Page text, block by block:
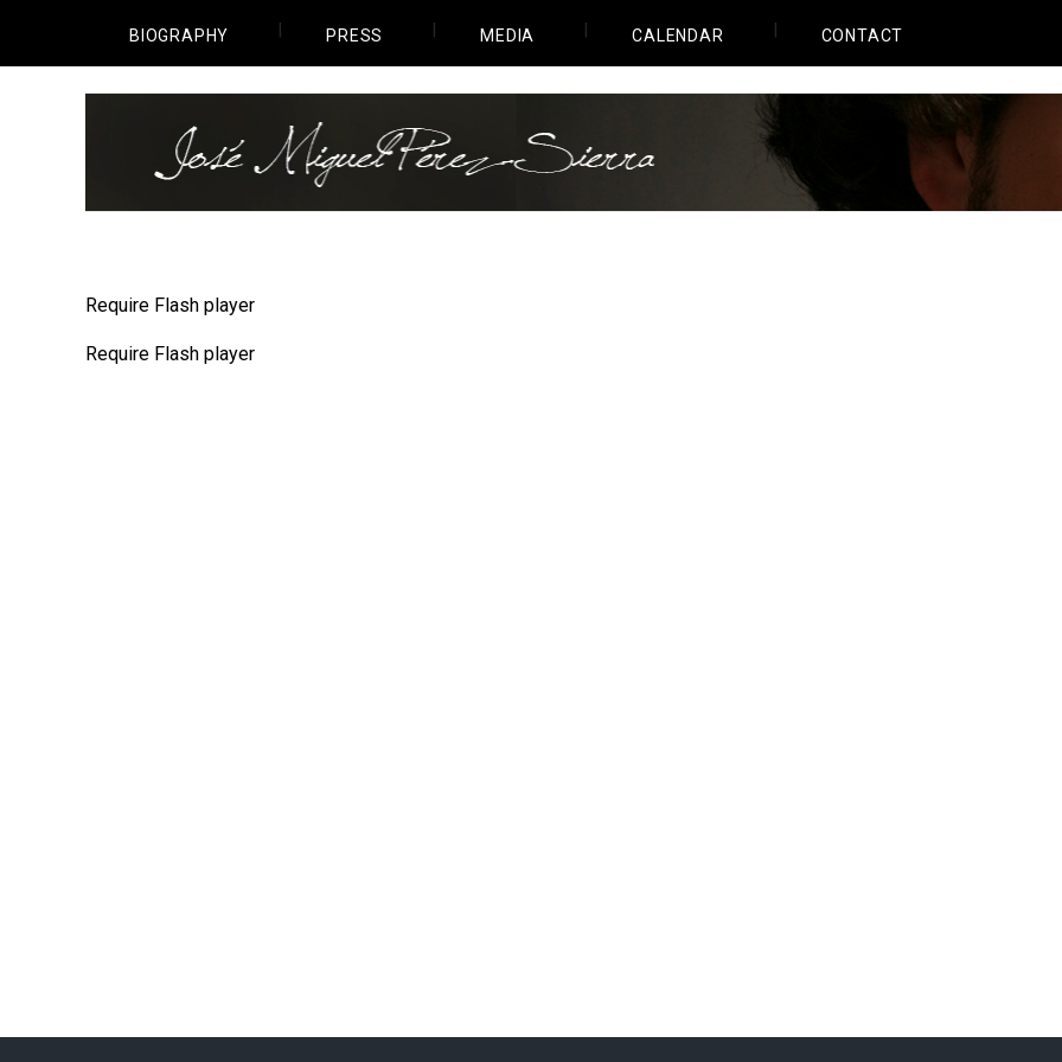
BIOGRAPHY PRESS MEDIA CALENDAR CONTACT
Require Flash player
Require Flash player